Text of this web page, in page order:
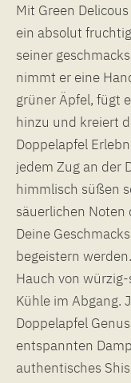
Mit Green
ein absolut
seiner
nimmt er eine
grüner Äpfel, fügt
hinzu und kreiert
Doppelapfel
jedem Zug an der
himmlisch süßen
säuerlichen
Deine
begeistern
Hauch von
Kühle im Abgang.
Doppelapfel
entspannten
authentisches